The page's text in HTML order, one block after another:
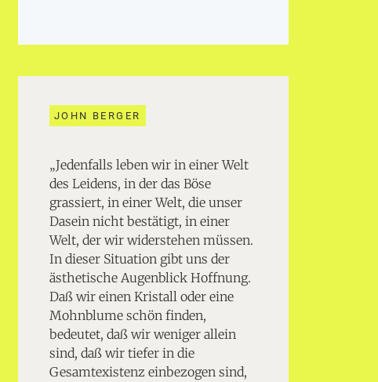
JOHN BERGER
„Jedenfalls leben wir in einer Welt
des Leidens, in der das Böse
grassiert, in einer Welt, die unser
Dasein nicht bestätigt, in einer
Welt, der wir widerstehen müssen.
In dieser Situation gibt uns der
ästhetische Augenblick Hoffnung.
Daß wir einen Kristall oder eine
Mohnblume schön finden,
bedeutet, daß wir weniger allein
sind, daß wir tiefer in die
Gesamtexistenz einbezogen sind,